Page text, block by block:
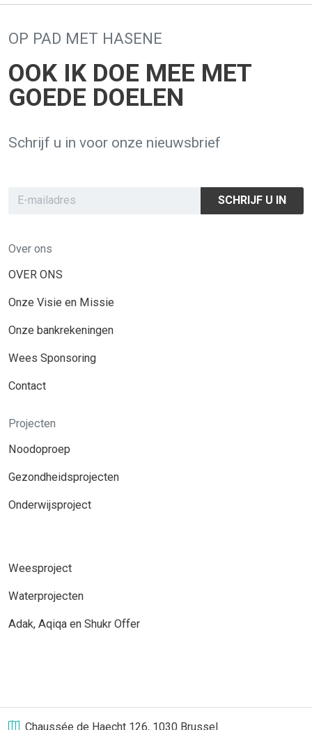
OP PAD MET HASENE
OOK IK DOE MEE MET
GOEDE DOELEN
Schrijf u in voor onze nieuwsbrief
SCHRIJF U IN
Over ons
OVER ONS
Onze Visie en Missie
Onze bankrekeningen
Wees Sponsoring
Contact
Projecten
Noodoproep
Gezondheidsprojecten
Onderwijsproject
Weesproject
Waterprojecten
Adak, Aqiqa en Shukr Offer
Chaussée de Haecht 126, 1030 Brussel